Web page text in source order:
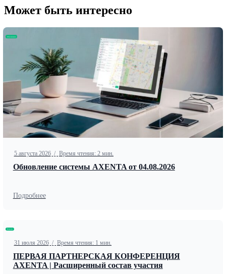
Может быть интересно
Обновление
5 августа 2026 / Время чтения: 2 мин.
Обновление системы AXENTA от 04.08.2026
Подробнее
Новости
31 июля 2026 / Время чтения: 1 мин.
ПЕРВАЯ ПАРТНЕРСКАЯ КОНФЕРЕНЦИЯ
AXENTA | Расширенный состав участия